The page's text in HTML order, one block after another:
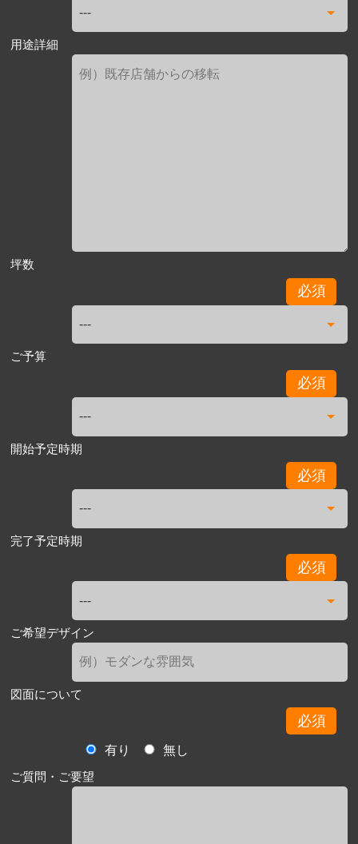
用途詳細
坪数
必須
ご予算
必須
開始予定時期
必須
完了予定時期
必須
ご希望デザイン
図面について
必須
有り
無し
ご質問・ご要望